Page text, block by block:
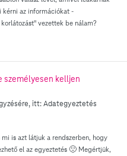
kérni az információkat -
vezettek be nálam?
személyesen kelljen
itt:Adategyeztetés
is azt látjuk a rendszerben, hogy
el az egyeztetés 🙁 Megértjük,